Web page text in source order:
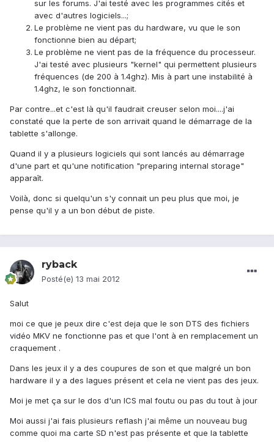
sur les forums. J'ai testé avec les programmes cités et
avec d'autres logiciels...;
Le problème ne vient pas du hardware, vu que le son
fonctionne bien au départ;
Le problème ne vient pas de la fréquence du processeur.
J'ai testé avec plusieurs "kernel" qui permettent plusieurs
fréquences (de 200 à 1.4ghz). Mis à part une instabilité à
1.4ghz, le son fonctionnait.
Par contre...et c'est là qu'il faudrait creuser selon moi....j'ai
constaté que la perte de son arrivait quand le démarrage de la
tablette s'allonge.
Quand il y a plusieurs logiciels qui sont lancés au démarrage
d'une part et qu'une notification "preparing internal storage"
apparaît.
Voilà, donc si quelqu'un s'y connait un peu plus que moi, je
pense qu'il y a un bon début de piste.
ryback
Posté(e) 13 mai 2012
Salut
moi ce que je peux dire c'est deja que le son DTS des fichiers
vidéo MKV ne fonctionne pas et que l'ont à en remplacement un
craquement .
Dans les jeux il y a des coupures de son et que malgré un bon
hardware il y a des lagues présent et cela ne vient pas des jeux.
Moi je met ça sur le dos d'un ICS mal foutu ou pas du tout à jour
Moi aussi j'ai fais plusieurs reflash j'ai même un nouveau bug
comme quoi ma carte SD n'est pas présente et que la tablette